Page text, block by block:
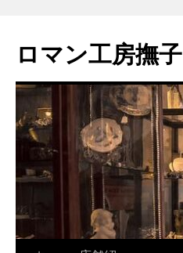
ロマン工房撫子